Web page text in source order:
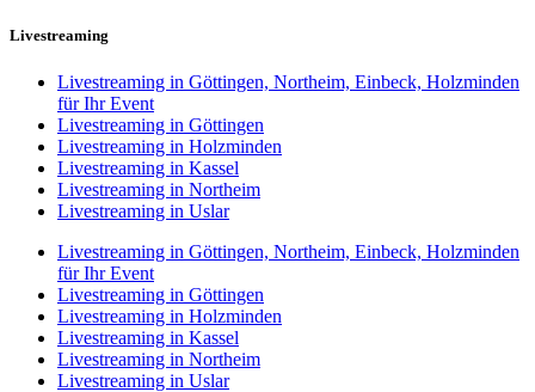
Livestreaming
Livestreaming in Göttingen, Northeim, Einbeck, Holzminden
für Ihr Event
Livestreaming in Göttingen
Livestreaming in Holzminden
Livestreaming in Kassel
Livestreaming in Northeim
Livestreaming in Uslar
Livestreaming in Göttingen, Northeim, Einbeck, Holzminden
für Ihr Event
Livestreaming in Göttingen
Livestreaming in Holzminden
Livestreaming in Kassel
Livestreaming in Northeim
Livestreaming in Uslar